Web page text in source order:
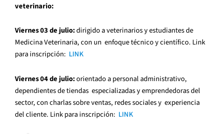
veterinario:
Viernes 03 de julio:dirigido a veterinarios y estudiantes de
Medicina Veterinaria, con un enfoque técnico y científico. Link
para inscripción: LINK
Viernes 04 de julio:orientado a personal administrativo,
dependientes de tiendas especializadas y emprendedoras del
sector, con charlas sobre ventas, redes sociales y experiencia
del cliente. Link para inscripción: LINK